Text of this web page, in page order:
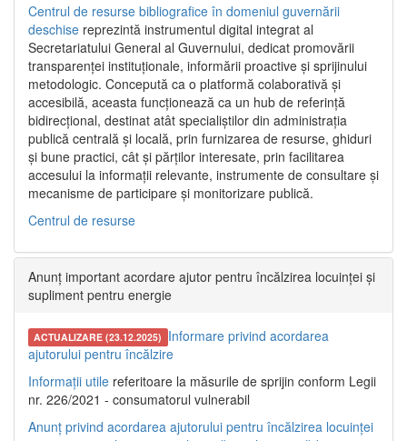
Centrul de resurse bibliografice în domeniul guvernării
deschise reprezintă instrumentul digital integrat al
Secretariatului General al Guvernului, dedicat promovării
transparenței instituționale, informării proactive și sprijinului
metodologic. Concepută ca o platformă colaborativă și
accesibilă, aceasta funcționează ca un hub de referință
bidirecțional, destinat atât specialiștilor din administrația
publică centrală și locală, prin furnizarea de resurse, ghiduri
și bune practici, cât și părților interesate, prin facilitarea
accesului la informații relevante, instrumente de consultare și
mecanisme de participare și monitorizare publică.
Centrul de resurse
Anunț important acordare ajutor pentru încălzirea locuinței și
supliment pentru energie
ACTUALIZARE (23.12.2025) Informare privind acordarea
ajutorului pentru încălzire
Informații utile referitoare la măsurile de sprijin conform Legii
nr. 226/2021 - consumatorul vulnerabil
Anunț privind acordarea ajutorului pentru încălzirea locuinței